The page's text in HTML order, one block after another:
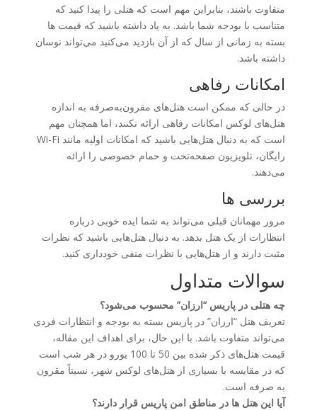
متفاوت باشند، بنابراین مهم است که هتلی را پیدا کنید که
متناسب با بودجه شما باشد. به یاد داشته باشید که قیمت ها
بسته به زمانی از سال که از آن بازدید می‌کنید می‌تواند نوسان
داشته باشد.
امکانات رفاهی
در حالی که ممکن است هتل‌های مقرون‌به‌صرفه به اندازه
هتل‌های لوکس امکانات رفاهی ارائه نکنند، اما همچنان مهم
است که به دنبال هتل‌هایی باشید که امکانات اولیه مانند Wi-Fi
رایگان، تلویزیون صفحه‌تخت و حمام خصوصی را ارائه
می‌دهند.
بررسی ها
مرور مهمانان قبلی می‌تواند به شما ایده خوبی درباره
انتظارات از یک هتل بدهد. به دنبال هتل‌هایی باشید که نظرات
مثبت دارند و از هتل‌هایی با نظرات منفی خودداری کنید.
سوالات متداول
چه هتلی در پاریس “ارزان” محسوب می‌شود؟
تعریف هتل “ارزان” در پاریس بسته به بودجه و انتظارات فردی
می‌تواند متفاوت باشد. با این حال، برای اهداف این مقاله،
قیمت هتل‌های ذکر شده بین 50 تا 100 یورو در هر شب است
که در مقایسه با بسیاری از هتل‌های لوکس شهر، نسبتاً مقرون
به صرفه است.
آیا این هتل ها در مناطق امن پاریس قرار دارند؟